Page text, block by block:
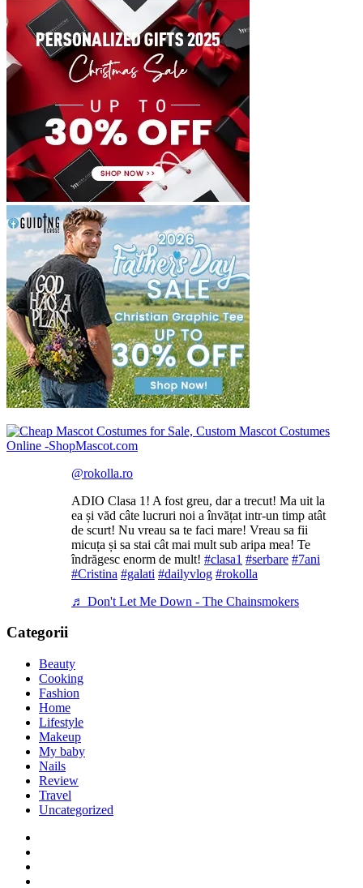
@rokolla.ro
ADIO Clasa 1! A fost greu, dar a trecut! Ma uit la
ea și văd câte lucruri noi a învățat intr-un timp atât
de scurt! Nu vreau sa te faci mare! Vreau sa fii
micuța și sa stai cât mai mult sub aripa mea! Te
îndrăgesc enorm de mult! #clasa1 #serbare #7ani
#Cristina #galati #dailyvlog #rokolla
♬ Don't Let Me Down - The Chainsmokers
Categorii
Beauty
Cooking
Fashion
Home
Lifestyle
Makeup
My baby
Nails
Review
Travel
Uncategorized